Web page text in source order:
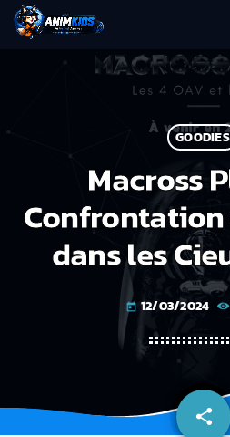
GOODIES
Macross
Confrontation
dans les
today 12/03/2024
share
email